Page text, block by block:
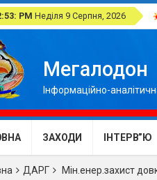
PM Неділя 9 Серпня, 2026
Мегалодон
Інформаційно-
ЗАХОДИ ІНТЕРВ”Ю
ДАРГ Мін.енер.захист